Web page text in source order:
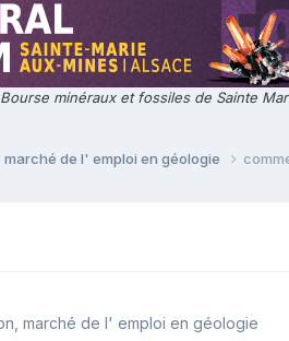
Bourse minéraux et fossiles de Sainte
de l' emploi en géologie
marché de l' emploi en géologie